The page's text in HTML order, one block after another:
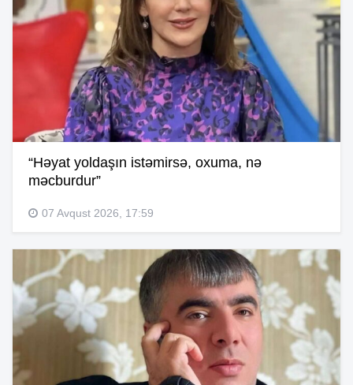
“Həyat yoldaşın istəmirsə, oxuma, nə
məcburdur”
07 Avqust 2026, 17:59